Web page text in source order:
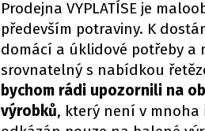
Prodejna VYPLATÍSE je
především potraviny. K
domácí a úklidové potřeby
srovnatelný s nabídkou
bychom rádi upozornili na
výrobků, který není v mnoha